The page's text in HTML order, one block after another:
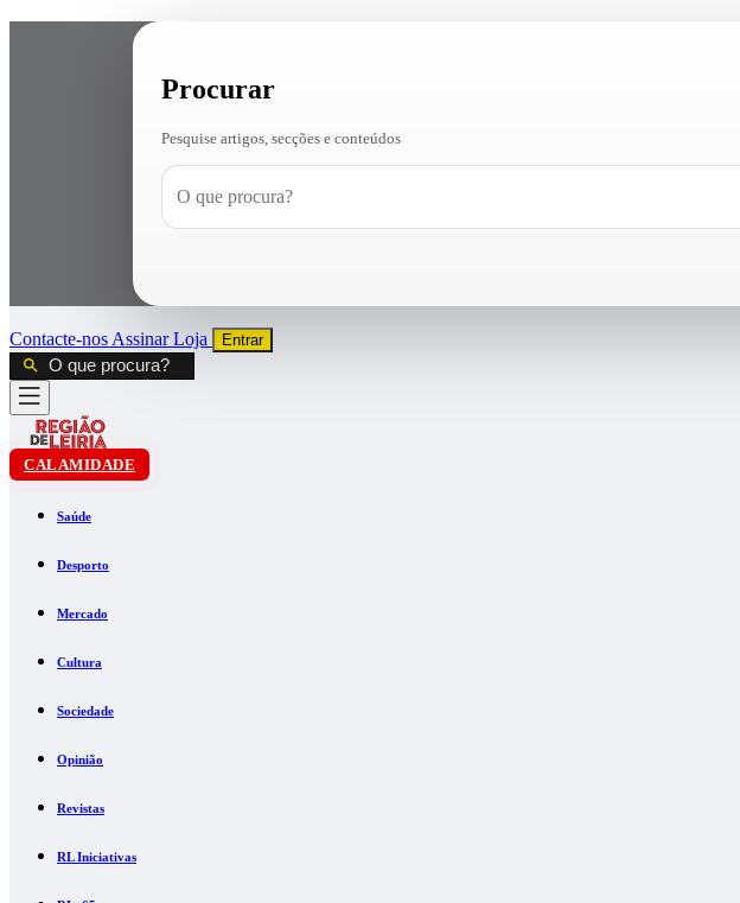
Procurar
Pesquise artigos, secções e conteúdos
Contacte-nos AssinarLoja Entrar
CALAMIDADE
Saúde
Desporto
Mercado
Cultura
Sociedade
Opinião
Revistas
RL Iniciativas